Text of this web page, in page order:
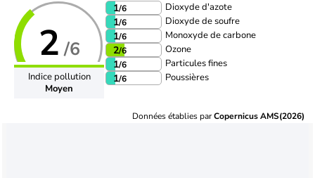
2 /6
Indice pollution
Moyen
1/6 Dioxyde d'azote
1/6 Dioxyde de soufre
1/6 Monoxyde de carbone
2/6 Ozone
1/6 Particules fines
1/6 Poussières
Données établies parCopernicus AMS(2026)